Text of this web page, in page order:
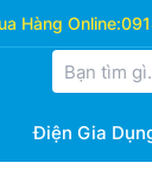
Hàng Online:
Điện Gia